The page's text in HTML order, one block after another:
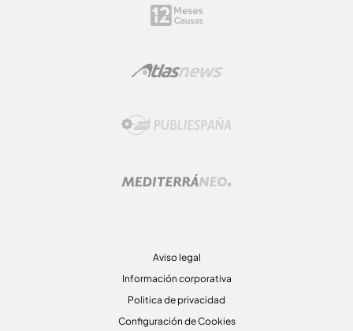
Aviso legal
Información corporativa
Politica de privacidad
Configuración de Cookies